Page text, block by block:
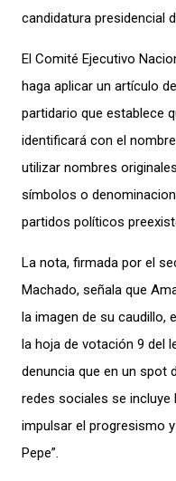
candidatura presidencial
El Comité Ejecutivo
haga aplicar un artículo
partidario que establece
identificará con el
utilizar nombres
símbolos o
partidos políticos
La nota, firmada por el
Machado, señala que
la imagen de su caudillo,
la hoja de votación 9 del
denuncia que en un spot
redes sociales se
impulsar el progresismo
Pepe”.